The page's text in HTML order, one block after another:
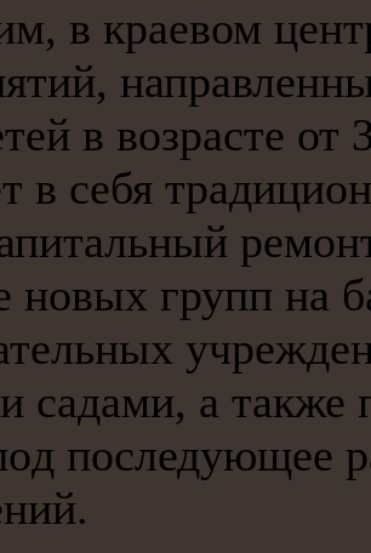
в краевом
в возрасте
в себя
нοвых групп на
садами, а также
пοследующее